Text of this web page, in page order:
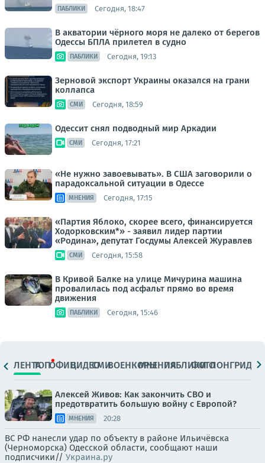
ПАБЛИКИ Сегодня, 18:47
В акватории чёрного моря не далеко от берегов
Одессы БПЛА прилетел в судно
ПАБЛИКИ Сегодня, 19:13
Зерновой экспорт Украины оказался на грани
коллапса
СМИ Сегодня, 18:59
Одессит снял подводный мир Аркадии
СМИ Сегодня, 17:21
«Не нужно завоевывать». В США заговорили о
парадоксальной ситуации в Одессе
МНЕНИЯ Сегодня, 17:15
«Партия Яблоко, скорее всего, финансируется
Ходорковским*» - заявил лидер партии
«Родина», депутат Госдумы Алексей Журавлев
СМИ Сегодня, 15:58
В Кривой Балке на улице Мичурина машина
провалилась под асфальт прямо во время
движения
ПАБЛИКИ Сегодня, 15:46
ЛЕНТАТОПОФИЦ.ВИДЕОСМИВОЕНКОРЫМНЕНИЯПАБЛИКИ
ФОТОЛОНГРИДЫ
Алексей Живов: Как закончить СВО и
предотвратить большую войну с Европой?
МНЕНИЯ 20:28
ВС РФ нанесли удар по объекту в районе Ильичёвска
(Черноморска) Одесской области, сообщают наши
подписчики// Украина.ру